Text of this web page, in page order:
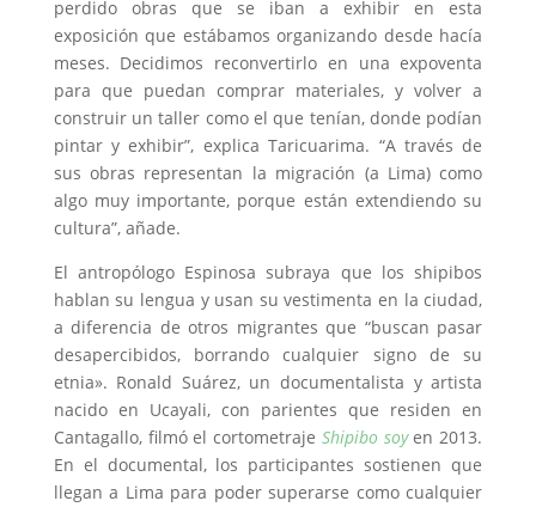
perdido obras que se iban a exhibir en esta
exposición que estábamos organizando desde hacía
meses. Decidimos reconvertirlo en una expoventa
para que puedan comprar materiales, y volver a
construir un taller como el que tenían, donde podían
pintar y exhibir”, explica Taricuarima. “A través de
sus obras representan la migración (a Lima) como
algo muy importante, porque están extendiendo su
cultura”, añade.
El antropólogo Espinosa subraya que los shipibos
hablan su lengua y usan su vestimenta en la ciudad,
a diferencia de otros migrantes que “buscan pasar
desapercibidos, borrando cualquier signo de su
etnia». Ronald Suárez, un documentalista y artista
nacido en Ucayali, con parientes que residen en
Cantagallo, filmó el cortometraje Shipibo soyen 2013.
En el documental, los participantes sostienen que
llegan a Lima para poder superarse como cualquier